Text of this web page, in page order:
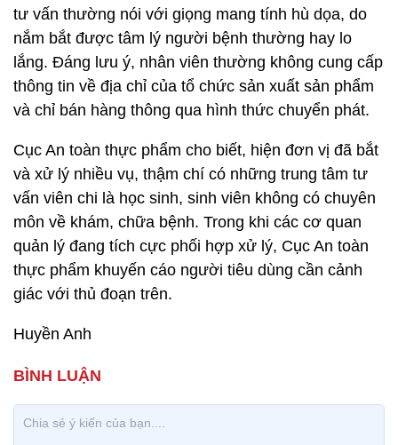
tư vấn thường nói với giọng mang tính hù dọa, do
nắm bắt được tâm lý người bệnh thường hay lo
lắng. Đáng lưu ý, nhân viên thường không cung cấp
thông tin về địa chỉ của tổ chức sản xuất sản phẩm
và chỉ bán hàng thông qua hình thức chuyển phát.
Cục An toàn thực phẩm cho biết, hiện đơn vị đã bắt
và xử lý nhiều vụ, thậm chí có những trung tâm tư
vấn viên chi là học sinh, sinh viên không có chuyên
môn về khám, chữa bệnh. Trong khi các cơ quan
quản lý đang tích cực phối hợp xử lý, Cục An toàn
thực phẩm khuyến cáo người tiêu dùng cần cảnh
giác với thủ đoạn trên.
Huyền Anh